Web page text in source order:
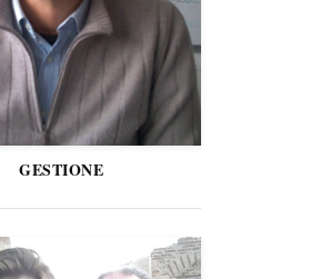
GESTIONE